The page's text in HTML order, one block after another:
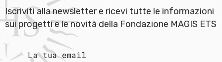
Iscriviti alla newsletter e ricevi tutte le informazioni
sui progetti e le novità della Fondazione MAGIS ETS
La tua email